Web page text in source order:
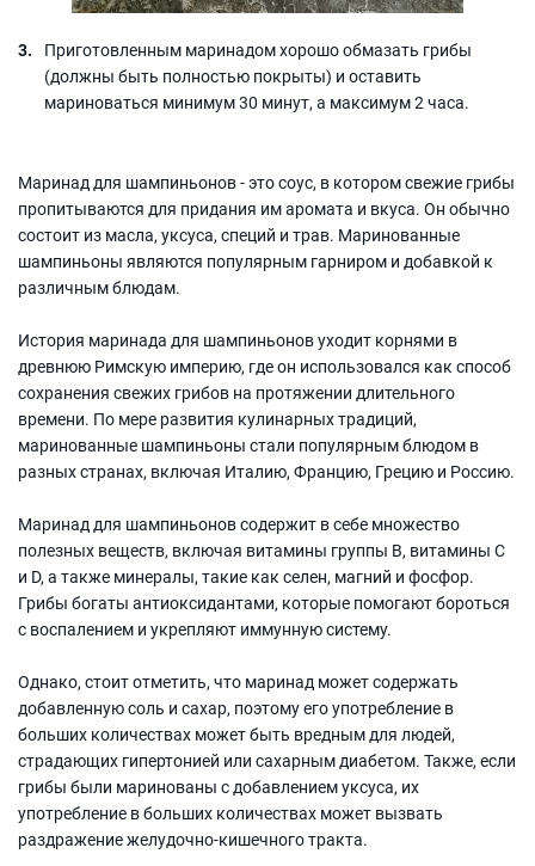
Приготовленным маринадом хорошо обмазать грибы
(должны быть полностью покрыты) и оставить
мариноваться минимум 30 минут, а максимум 2 часа.
Маринад для шампиньонов - это соус, в котором свежие грибы
пропитываются для придания им аромата и вкуса. Он обычно
состоит из масла, уксуса, специй и трав. Маринованные
шампиньоны являются популярным гарниром и добавкой к
различным блюдам.
История маринада для шампиньонов уходит корнями в
древнюю Римскую империю, где он использовался как способ
сохранения свежих грибов на протяжении длительного
времени. По мере развития кулинарных традиций,
маринованные шампиньоны стали популярным блюдом в
разных странах, включая Италию, Францию, Грецию и Россию.
Маринад для шампиньонов содержит в себе множество
полезных веществ, включая витамины группы В, витамины С
и D, а также минералы, такие как селен, магний и фосфор.
Грибы богаты антиоксидантами, которые помогают бороться
с воспалением и укрепляют иммунную систему.
Однако, стоит отметить, что маринад может содержать
добавленную соль и сахар, поэтому его употребление в
больших количествах может быть вредным для людей,
страдающих гипертонией или сахарным диабетом. Также, если
грибы были маринованы с добавлением уксуса, их
употребление в больших количествах может вызвать
раздражение желудочно-кишечного тракта.